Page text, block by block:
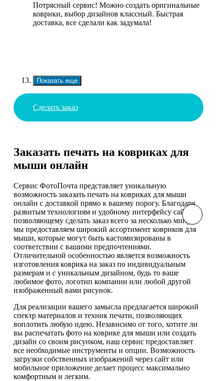
Потрясный сервис! Можно создать оригинальные
коврики, выбор дизайнов классный. Быстрая
доставка, все сделали как задумала!
Показать еще
Сделать заказ
Заказать печать на ковриках для
мыши онлайн
Сервис ФотоПочта представляет уникальную
возможность заказать печать на ковриках для мыши
онлайн с доставкой прямо к вашему порогу. Благодаря
развитым технологиям и удобному интерфейсу сайта,
позволяющему сделать заказ всего за несколько минут,
мы предоставляем широкий ассортимент ковриков для
мыши, которые могут быть кастомизированы в
соответствии с вашими предпочтениями.
Отличительной особенностью является возможность
изготовления коврика на заказ по индивидуальным
размерам и с уникальным дизайном, будь то ваше
любимое фото, логотип компании или любой другой
изображенный вами рисунок.
Для реализации вашего замысла предлагается широкий
спектр материалов и техник печати, позволяющих
воплотить любую идею. Независимо от того, хотите ли
вы распечатать фото на коврике для мыши или создать
дизайн со своим рисунком, наш сервис предоставляет
все необходимые инструменты и опции. Возможность
загрузки собственных изображений через сайт или
мобильное приложение делает процесс максимально
комфортным и легким.